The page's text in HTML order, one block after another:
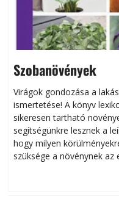
Szobanövények
Virágok gondozása a
ismertetése! A könyv
sikeresen tart­ha­tó
segítségünkre lesznek a
hogy milyen
szüksége a növénynek az